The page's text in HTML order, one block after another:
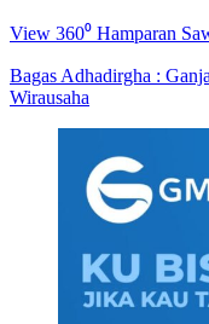
View 360⁰ Hamparan
Bagas Adhadirgha :
Wirausaha